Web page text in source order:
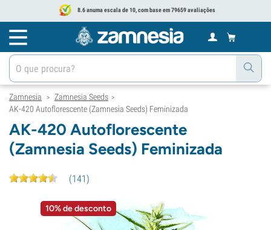
8.6 anuma escala de 10, com base em 79659 avaliações
Zamnesia > Zamnesia Seeds >
AK-420 Autoflorescente (Zamnesia Seeds) Feminizada
AK-420 Autoflorescente
(Zamnesia Seeds) Feminizada
(141)
10% de desconto